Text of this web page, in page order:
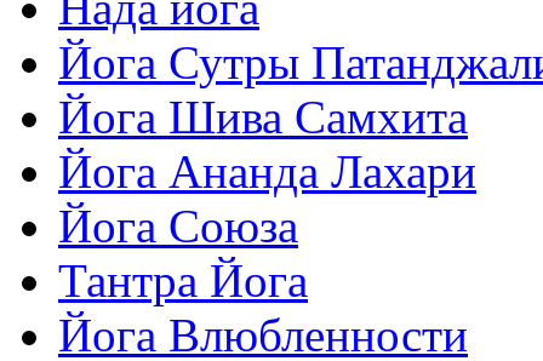
Йога Сутры
Йога Шива Самхита
Йога Ананда Лахари
Йога Союза
Тантра Йога
Йога Влюбленности